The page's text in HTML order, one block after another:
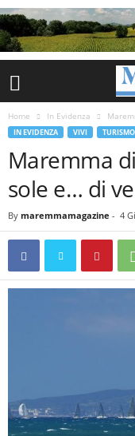
Home In Evidenza
IN EVIDENZA VIVI TURISMO
Maremma
sole e… di
By maremmamagazine - 4